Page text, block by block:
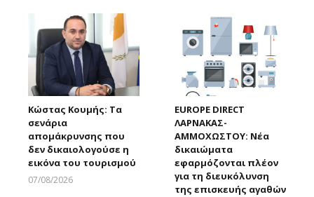
Κώστας Κουμής: Τα
σενάρια
απομάκρυνσης που
δεν δικαιολογούσε η
εικόνα του τουρισμού
07/08/2026
EUROPE DIRECT
ΛΑΡΝΑΚΑΣ-
ΑΜΜΟΧΩΣΤΟΥ: Νέα
δικαιώματα
εφαρμόζονται πλέον
για τη διευκόλυνση
της επισκευής αγαθών